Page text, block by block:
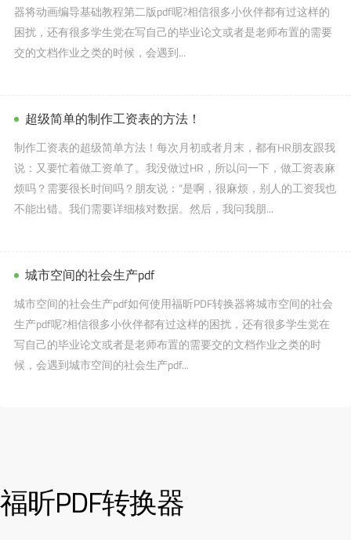
器将动画编导基础教程第二版pdf呢?相信很多小伙伴都有过这样的
困扰，还有很多学生党在写自己的毕业论文或者是老师布置的需要
交的文档作业之类的时候，会遇到...
超级简单的制作工资表的方法！
制作工资表的超级简单方法！每次月初或者月末，都有HR朋友跟我
说：又要忙着做工资单了。我没做过HR，所以问一下，做工资表麻
烦吗？需要很长时间吗？朋友说：“是啊，很麻烦，别人的工资我也
不能出错。我们需要详细核对数据。然后，我问我朋...
城市空间的社会生产pdf
城市空间的社会生产pdf如何使用福昕PDF转换器将城市空间的社会
生产pdf呢?相信很多小伙伴都有过这样的困扰，还有很多学生党在
写自己的毕业论文或者是老师布置的需要交的文档作业之类的时
候，会遇到城市空间的社会生产pdf...
福昕PDF转换器